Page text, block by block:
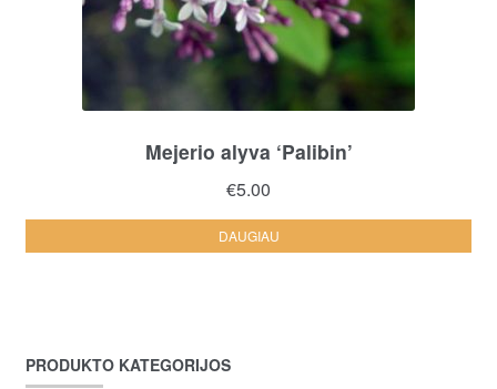
Mejerio alyva ‘Palibin’
€5.00
DAUGIAU
PRODUKTO KATEGORIJOS